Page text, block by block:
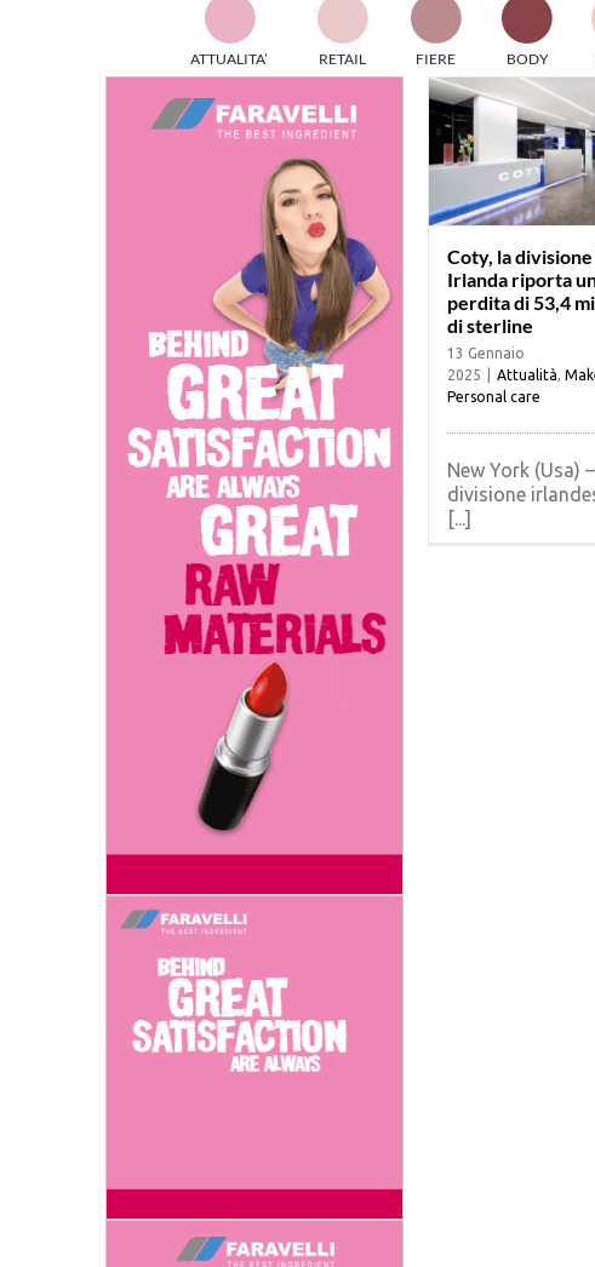
TESPI
ed editrici
Stay tuned!
ATTUALITA’ RETAIL FIERE BODY
Coty, la divisione
Uk e Irlanda riporta
una perdita di 53,4
milioni di sterline
Coty, la
Irlanda riporta
perdita di 53,4
di sterline
13 Gennaio
2025
Attualità,
Personal care
New York (Usa)
divisione
[...]